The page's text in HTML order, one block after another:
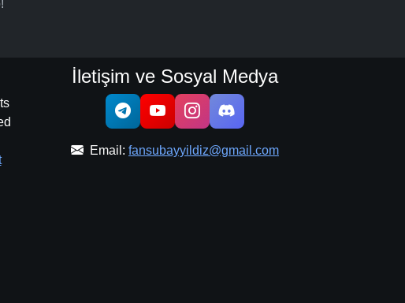
İletişim ve Sosyal Medya
Email: fansubayyildiz@gmail.com